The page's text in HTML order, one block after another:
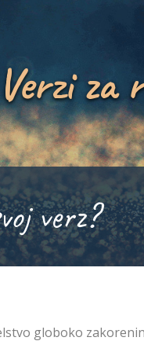
Verzi za
verz?
globoko